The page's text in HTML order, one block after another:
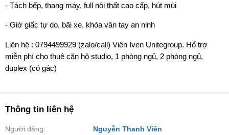
- Tách bếp, thang máy, full nội thất cao cấp, hút mùi
- Giờ giấc tự do, bãi xe, khóa vân tay an ninh
Liên hệ : 0794499929 (zalo/call) Viên Iven Unitegroup. Hổ trợ
miễn phí cho thuê căn hộ studio, 1 phòng ngủ, 2 phòng ngủ,
duplex (có gác)
Thông tin liên hệ
Người đăng: Nguyễn Thanh Viên